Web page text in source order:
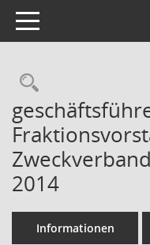
Toggle navigation
2014
Informationen